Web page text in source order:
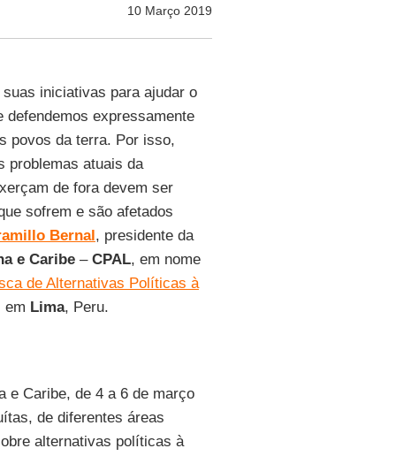
10 Março 2019
iniciativas para ajudar o
defendemos expressamente
povos da terra. Por isso,
problemas atuais da
de fora devem ser
sofrem e são afetados
Bernal, presidente da
e Caribe– CPAL, em nome
de Alternativas Políticas à
em Lima, Peru.
e Caribe, de 4 a 6 de março
de diferentes áreas
alternativas políticas à